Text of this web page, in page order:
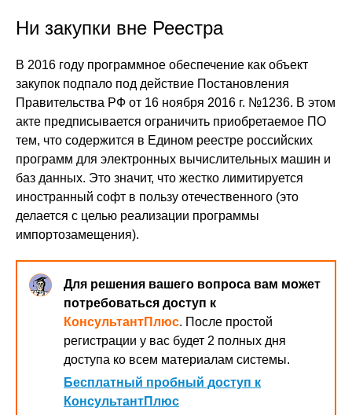
Ни закупки вне Реестра
В 2016 году программное обеспечение как объект
закупок подпало под действие Постановления
Правительства РФ от 16 ноября 2016 г. №1236. В этом
акте предписывается ограничить приобретаемое ПО
тем, что содержится в Едином реестре российских
программ для электронных вычислительных машин и
баз данных. Это значит, что жестко лимитируется
иностранный софт в пользу отечественного (это
делается с целью реализации программы
импортозамещения).
Для решения вашего вопроса вам может
потребоваться доступ к
КонсультантПлюс. После простой
регистрации у вас будет 2 полных дня
доступа ко всем материалам системы.
Бесплатный пробный доступ к
КонсультантПлюс